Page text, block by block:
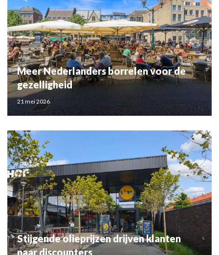
Meer Nederlanders borrelen voor de
gezelligheid
21 mei 2026
Stijgende olieprijzen drijven klanten
naar discounters